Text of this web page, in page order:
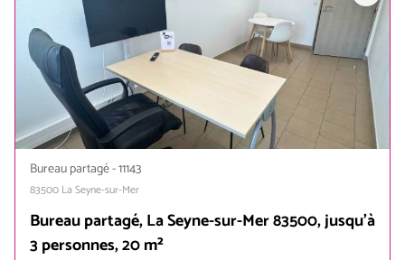
Bureau partagé-11143
83500 La Seyne-sur-Mer
Bureau partagé, La Seyne-sur-Mer 83500, jusqu'à
3 personnes, 20 m²